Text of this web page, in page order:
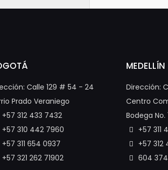
Calle 129 # 54 - 24
Prado Veraniego
+57 312 433 7432
+57 310 442 7960
+57 311 654 0937
+57 321 262 71902
MEDELLÍN
Dirección:
Centro
Bodega No.
+57 311
+57 312
604